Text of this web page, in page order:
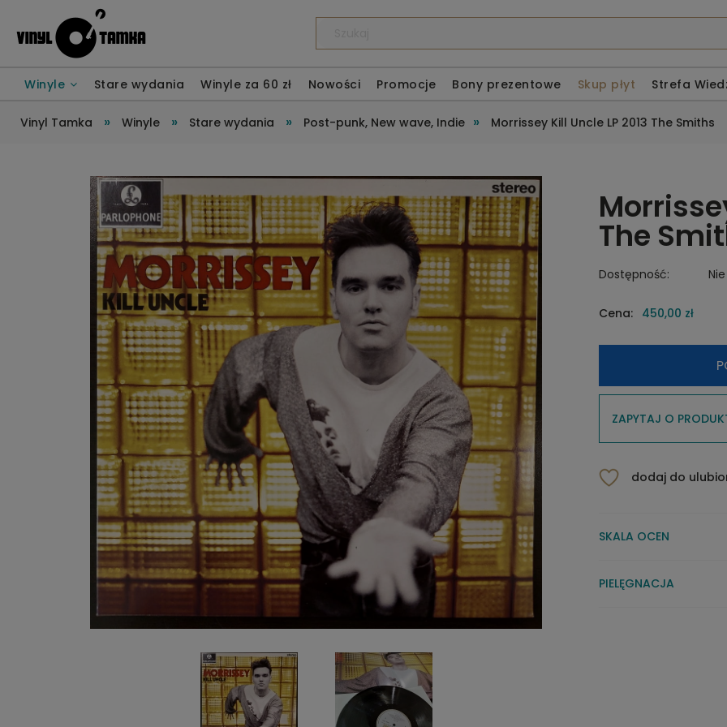
Winyle Stare wydania Winyle za 60 zł Nowości Promocje Bony prezentowe Skup płyt Strefa
Vinyl Tamka » Winyle » Stare wydania » Post-punk, New wave, Indie » Morrissey Kill Uncle LP 2013 The Smiths
The
Dostępność: Nie
Cena: 450,00 zł
ZAPYTAJ O
dodaj do
SKALA OCEN
PIELĘGNACJA